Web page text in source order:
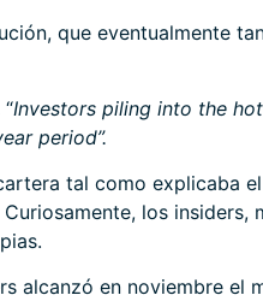
que eventualmente
Investors piling into the
period”.
tal como explicaba
los
alcanzó en noviembre el